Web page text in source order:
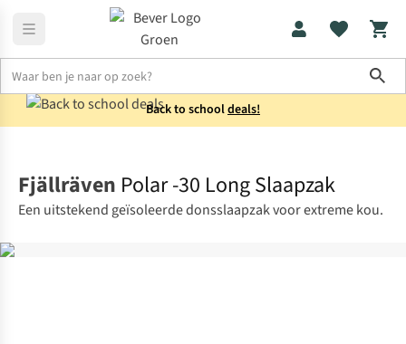
Back to schooldeals!
Fjällräven Polar -30 Long Slaapzak
Een uitstekend geïsoleerde donsslaapzak voor extreme kou.